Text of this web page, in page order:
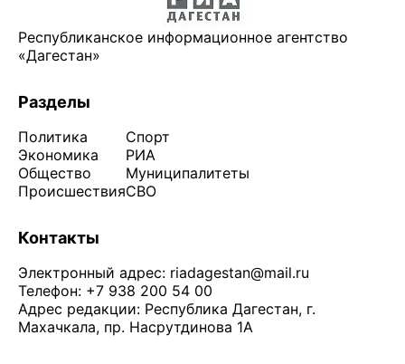
Республиканское информационное агентство
«Дагестан»
Разделы
Политика
Экономика
Общество
Происшествия
Спорт
РИА
Муниципалитеты
СВО
Контакты
Электронный адрес: riadagestan@mail.ru
Телефон: +7 938 200 54 00
Адрес редакции: Республика Дагестан, г.
Махачкала, пр. Насрутдинова 1А